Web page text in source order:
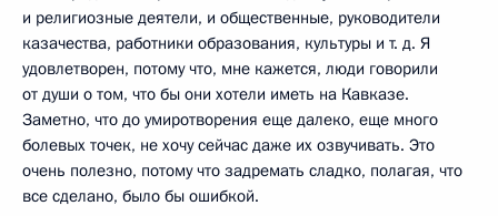
и религиозные деятели, и общественные, руководители
казачества, работники образования, культуры и т. д. Я
удовлетворен, потому что, мне кажется, люди говорили
от души о том, что бы они хотели иметь на Кавказе.
Заметно, что до умиротворения еще далеко, еще много
болевых точек, не хочу сейчас даже их озвучивать. Это
очень полезно, потому что задремать сладко, полагая, что
все сделано, было бы ошибкой.